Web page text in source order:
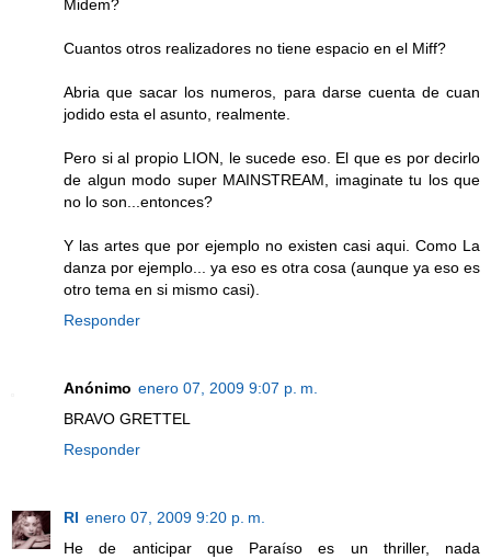
Midem?
Cuantos otros realizadores no tiene espacio en el Miff?
Abria que sacar los numeros, para darse cuenta de cuan
jodido esta el asunto, realmente.
Pero si al propio LION, le sucede eso. El que es por decirlo
de algun modo super MAINSTREAM, imaginate tu los que
no lo son...entonces?
Y las artes que por ejemplo no existen casi aqui. Como La
danza por ejemplo... ya eso es otra cosa (aunque ya eso es
otro tema en si mismo casi).
Responder
Anónimo enero 07, 2009 9:07 p. m.
BRAVO GRETTEL
Responder
RI enero 07, 2009 9:20 p. m.
He de anticipar que Paraíso es un thriller, nada